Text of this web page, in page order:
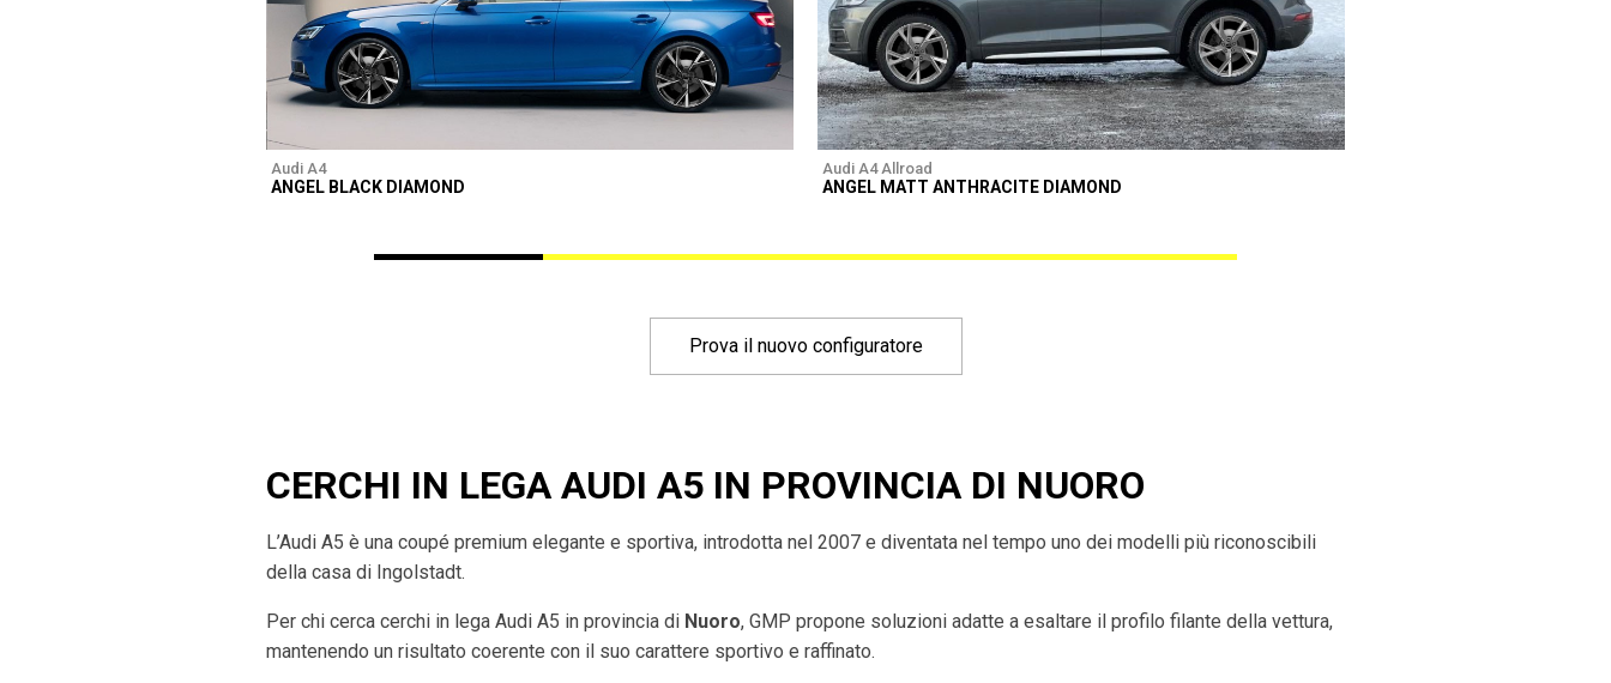
Audi A4
ANGEL BLACK DIAMOND
Audi A4 Allroad
ANGEL MATT ANTHRACITE DIAMOND
Prova il nuovo configuratore
CERCHI IN LEGA AUDI A5 IN PROVINCIA DI NUORO
L’Audi A5 è una coupé premium elegante e sportiva, introdotta nel 2007 e diventata nel tempo uno dei modelli più riconoscibili
della casa di Ingolstadt.
Per chi cerca cerchi in lega Audi A5 in provincia di Nuoro, GMP propone soluzioni adatte a esaltare il profilo filante della vettura,
mantenendo un risultato coerente con il suo carattere sportivo e raffinato.